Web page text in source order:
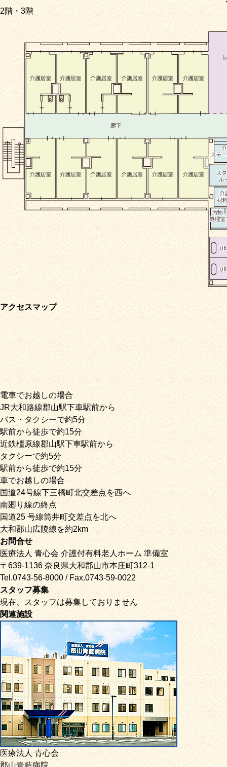
2階・3階
アクセスマップ
電車でお越しの場合
JR大和路線郡山駅下車駅前から
バス・タクシーで約5分
駅前から徒歩で約15分
近鉄橿原線郡山駅下車駅前から
タクシーで約5分
駅前から徒歩で約15分
車でお越しの場合
国道24号線下三橋町北交差点を西へ
南廻り線の終点
国道25 号線筒井町交差点を北へ
大和郡山広陵線を約2km
お問合せ
医療法人 青心会 介護付有料老人ホーム 準備室
〒639-1136 奈良県大和郡山市本庄町312-1
Tel.0743-56-8000 / Fax.0743-59-0022
スタッフ募集
現在、スタッフは募集しておりません
関連施設
医療法人 青心会
郡山青藍病院